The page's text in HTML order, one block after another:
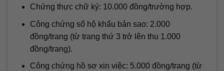
Chứng thực chữ ký: 10.000 đồng/trường hợp.
Công chứng sổ hộ khẩu bản sao: 2.000
đồng/trang (từ trang thứ 3 trở lên thu 1.000
đồng/trang).
Công chứng hồ sơ xin việc: 5.000 đồng/trang (từ